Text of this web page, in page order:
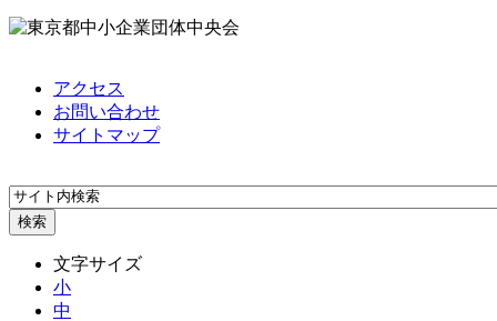
アクセス
お問い合わせ
サイトマップ
文字サイズ
小
中